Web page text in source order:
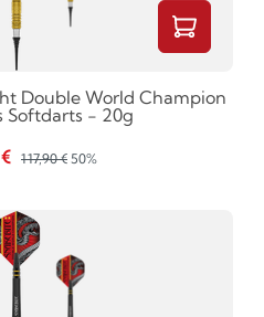
Double World Champion
Softdarts - 20g
117,90 € 50%